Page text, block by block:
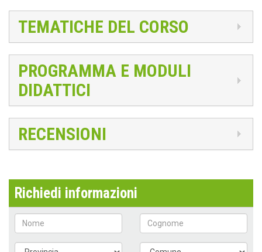
TEMATICHE DEL CORSO
PROGRAMMA E MODULI
DIDATTICI
RECENSIONI
Richiedi informazioni